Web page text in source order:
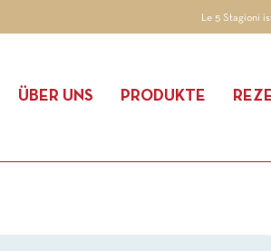
Le 5 Stagioni
ÜBER UNS PRODUKTE